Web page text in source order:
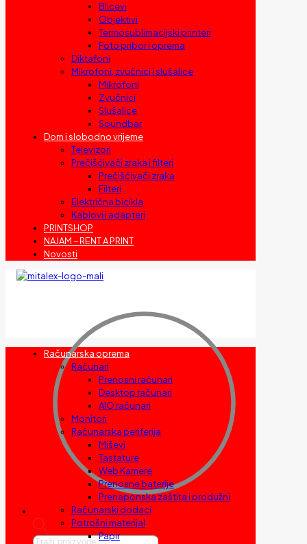
Blicevi
Objektivi
Termosublimacijski printeri
Foto pribor i oprema
Diktafoni
Mikrofoni, zvučnici i slušalice
Mikrofoni
Zvučnici
Slušalice
Soundbar
Dom i slobodno vrijeme
Televizori
Prečišćivači zraka i filteri
Prečišćivači zraka
Filteri
Električna bicikla
Kablovi i adapteri
PRINTSHOP
NAJAM – RENT A PRINT
Novosti
Products
Računarska oprema
Računari
Prenosni računari
Desktop računari
AIO računari
Monitori
Računarska periferija
Miševi
Tastature
Web Kamere
Prenosne baterije
Prenaponska zaštita i produžni
Računarski dodaci
Potrošni materijal
Papir